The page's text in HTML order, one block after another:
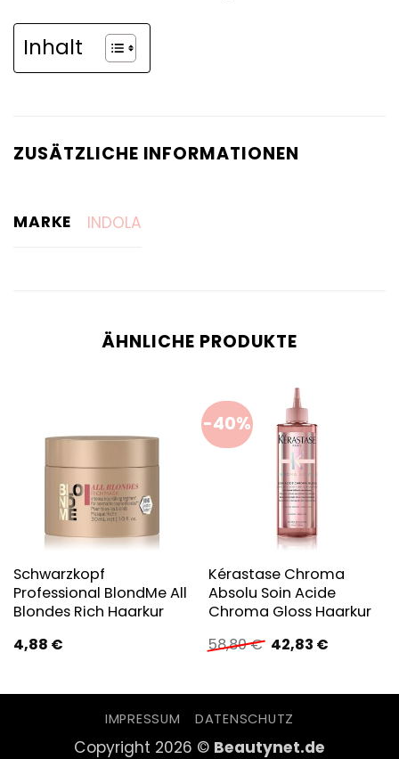
Inhalt
ZUSÄTZLICHE INFORMATIONEN
MARKE INDOLA
ÄHNLICHE PRODUKTE
Schwarzkopf
Professional BlondMe All
Blondes Rich Haarkur
4,88 €
-40%
Kérastase Chroma
Absolu Soin Acide
Chroma Gloss Haarkur
58,80€ Ursprünglicher
Preis
42,83 €Aktueller
IMPRESSUM DATENSCHUTZ
Copyright 2026 © Beautynet.de